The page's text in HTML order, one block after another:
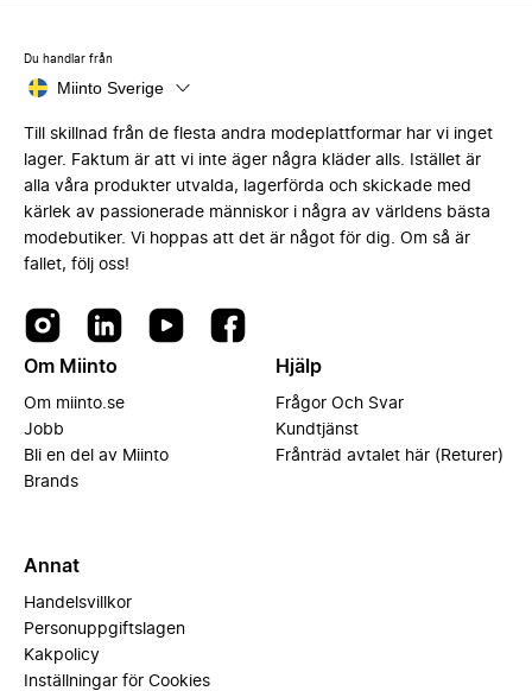
Du handlar från
Miinto Sverige
Till skillnad från de flesta andra modeplattformar har vi inget
lager. Faktum är att vi inte äger några kläder alls. Istället är
alla våra produkter utvalda, lagerförda och skickade med
kärlek av passionerade människor i några av världens bästa
modebutiker. Vi hoppas att det är något för dig. Om så är
fallet, följ oss!
Om Miinto
Om miinto.se
Jobb
Bli en del av Miinto
Brands
Hjälp
Frågor Och Svar
Kundtjänst
Frånträd avtalet här (Returer)
Annat
Handelsvillkor
Personuppgiftslagen
Kakpolicy
Inställningar för Cookies